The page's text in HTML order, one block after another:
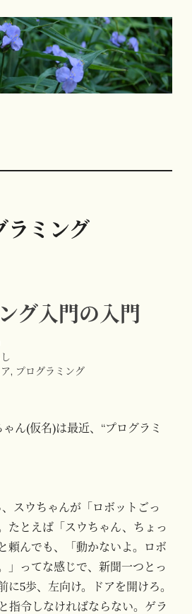
ラミング
グ入門の入門
, プログラミング
ん(仮名)は最近、“プログラミ
スウちゃんが「ロボットごっ
たとえば「スウちゃん、ちょっ
頼んでも、「動かないよ。ロボ
」ってな感じで、新聞一つとっ
に5歩、左向け。ドアを開けろ。
指令しなければならない。ゲラ